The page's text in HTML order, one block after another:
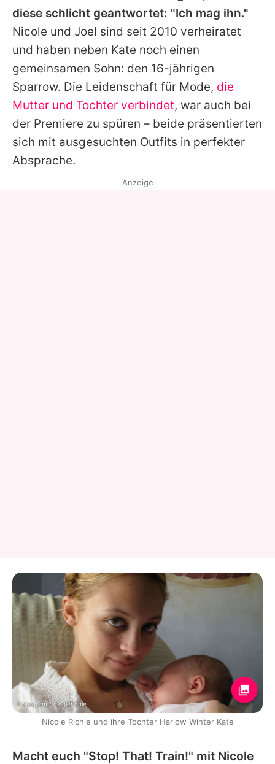
diese schlicht geantwortet: "Ich mag ihn."
Nicole und Joel sind seit 2010 verheiratet
und haben neben Kate noch einen
gemeinsamen Sohn: den 16-jährigen
Sparrow. Die Leidenschaft für Mode, die
Mutter und Tochter verbindet, war auch bei
der Premiere zu spüren – beide präsentierten
sich mit ausgesuchten Outfits in perfekter
Absprache.
Anzeige
Instagram / nicolerichie
Nicole Richie und ihre Tochter Harlow Winter Kate
Macht euch "Stop! That! Train!" mit Nicole